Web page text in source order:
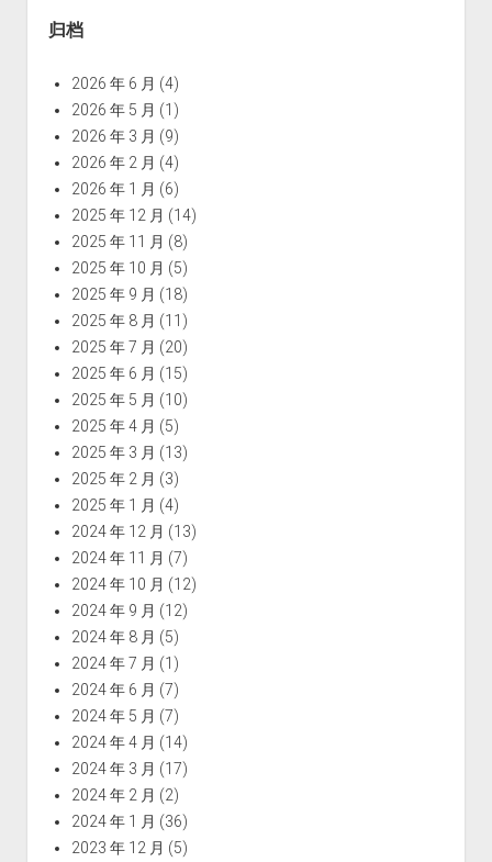
归档
2026 年 6 月 (4)
2026 年 5 月 (1)
2026 年 3 月 (9)
2026 年 2 月 (4)
2026 年 1 月 (6)
2025 年 12 月 (14)
2025 年 11 月 (8)
2025 年 10 月 (5)
2025 年 9 月 (18)
2025 年 8 月 (11)
2025 年 7 月 (20)
2025 年 6 月 (15)
2025 年 5 月 (10)
2025 年 4 月 (5)
2025 年 3 月 (13)
2025 年 2 月 (3)
2025 年 1 月 (4)
2024 年 12 月 (13)
2024 年 11 月 (7)
2024 年 10 月 (12)
2024 年 9 月 (12)
2024 年 8 月 (5)
2024 年 7 月 (1)
2024 年 6 月 (7)
2024 年 5 月 (7)
2024 年 4 月 (14)
2024 年 3 月 (17)
2024 年 2 月 (2)
2024 年 1 月 (36)
2023 年 12 月 (5)